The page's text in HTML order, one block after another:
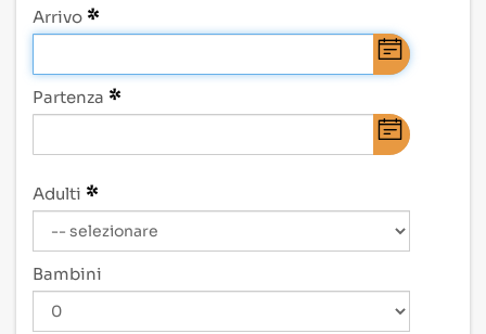
Arrivo
Partenza
Adulti
Bambini